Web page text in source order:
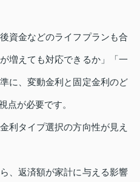
資金などのライフプランも合
増えても対応できるか」「一
に、変動金利と固定金利のど
点が必要です。
利タイプ選択の方向性が見え
、返済額が家計に与える影響